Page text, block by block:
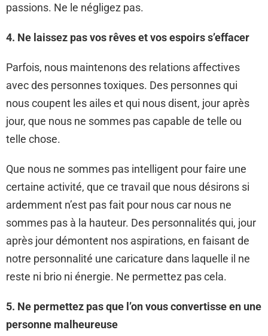
passions. Ne le négligez pas.
4. Ne laissez pas vos rêves et vos espoirs s’effacer
Parfois, nous maintenons des relations affectives
avec des personnes toxiques. Des personnes qui
nous coupent les ailes et qui nous disent, jour après
jour, que nous ne sommes pas capable de telle ou
telle chose.
Que nous ne sommes pas intelligent pour faire une
certaine activité, que ce travail que nous désirons si
ardemment n’est pas fait pour nous car nous ne
sommes pas à la hauteur. Des personnalités qui, jour
après jour démontent nos aspirations, en faisant de
notre personnalité une caricature dans laquelle il ne
reste ni brio ni énergie. Ne permettez pas cela.
5. Ne permettez pas que l’on vous convertisse en une
personne malheureuse